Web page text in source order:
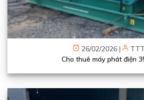
26/02/2026 |
Cho thuê máy phát điện